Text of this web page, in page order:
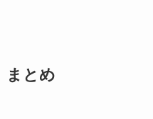
まとめ